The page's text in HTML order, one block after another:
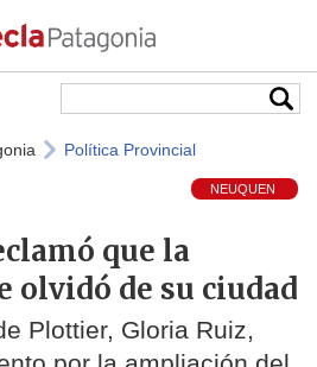
Política Provincial
NEUQUEN
que la
olvidó de su ciudad
Plottier, Gloria Ruiz,